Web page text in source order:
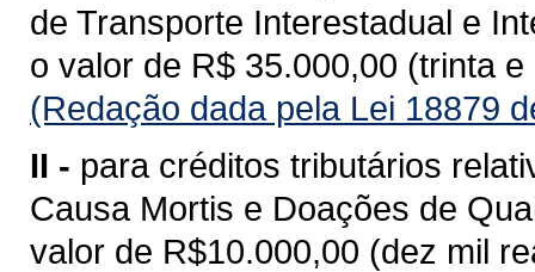
de Transporte Interestadual e
o valor de R$ 35.000,00 (trinta
(Redação dada pela Lei 18879
II - para créditos tributários
Causa Mortis e Doações de
valor de R$10.000,00 (dez mil